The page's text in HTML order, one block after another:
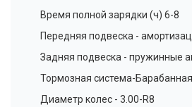
Время полной зарядки (ч) 6-8
Передняя подвеска -
Задняя подвеска - пружинные
Тормозная система-Барабанная
Диаметр колес - 3.00-R8